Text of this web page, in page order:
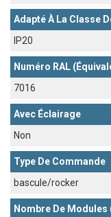
Adapté À La Classe
IP20
Numéro RAL
7016
Avec Éclairage
Non
Type De Commande
bascule/rocker
Nombre De